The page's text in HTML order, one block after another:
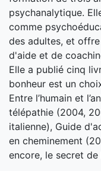
psychanalytique.
comme
des adultes, et
d'aide et de
Elle a publié cinq
bonheur est un
Entre l’humain et
télépathie (2004,
italienne), Guide
en cheminement
encore, le secret